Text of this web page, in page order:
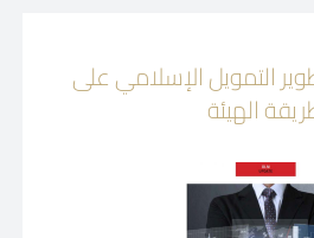
التمويل الإسلامي على
الهيئة